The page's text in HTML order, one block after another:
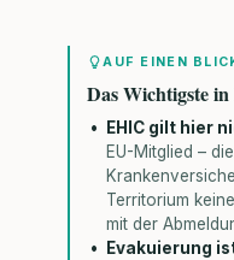
AUF EINEN
Das Wichtigste
EHIC gilt hier
EU-Mitglied –
Territorium
mit der
Evakuierung